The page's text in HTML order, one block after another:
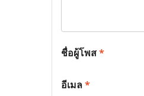
ชื่อผู้โพส*
อีเมล*